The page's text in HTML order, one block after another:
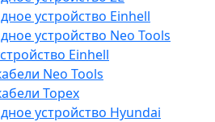
устройство Einhell
устройство Neo Tools
Einhell
Neo Tools
Topex
устройство Hyundai